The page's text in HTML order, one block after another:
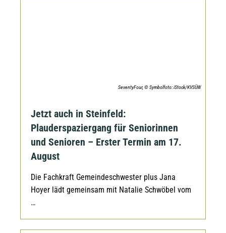
SeventyFour, © Symbolfoto: iStock/KVSÜW
Jetzt auch in Steinfeld:
Plauderspaziergang für Seniorinnen
und Senioren – Erster Termin am 17.
August
Die Fachkraft Gemeindeschwester plus Jana
Hoyer lädt gemeinsam mit Natalie Schwöbel vom
…